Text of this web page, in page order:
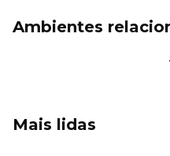
Ambientes
Mais lidas